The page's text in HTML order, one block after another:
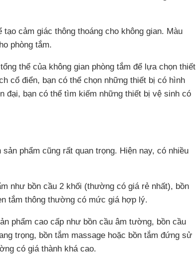
cảm giác thông thoáng cho không gian. Màu
phòng tắm.
thể của không gian phòng tắm để lựa chọn thiết
cổ điển, bạn có thể chọn những thiết bị có hình
đại, bạn có thể tìm kiếm những thiết bị vệ sinh có
phẩm cũng rất quan trọng. Hiện nay, có nhiều
như bồn cầu 2 khối (thường có giá rẻ nhất), bồn
tắm thông thường có mức giá hợp lý.
phẩm cao cấp như bồn cầu âm tường, bồn cầu
trọng, bồn tắm massage hoặc bồn tắm đứng sử
có giá thành khá cao.